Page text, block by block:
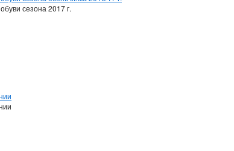
сезона 2017 г.